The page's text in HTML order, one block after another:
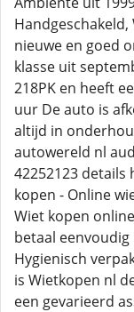
nieuwe en goed
klasse uit
218PK en heeft
uur De auto is
altijd in
autowereld nl
42252123 details
kopen - Online
Wiet kopen
betaal eenvoudig
Hygienisch
is Wietkopen nl
een gevarieerd